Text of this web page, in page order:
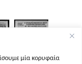
μία κορυφαία